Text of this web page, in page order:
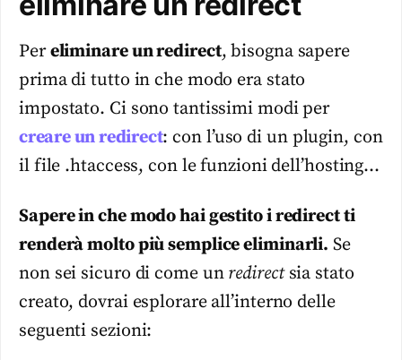
Pereliminare un redirect, bisogna sapere
prima di tutto in che modo era stato
impostato. Ci sono tantissimi modi per
creare un redirect: con l’uso di un plugin, con
il file .htaccess, con le funzioni dell’hosting…
Sapere in che modo hai gestito i redirect ti
renderà molto più semplice eliminarli. Se
non sei sicuro di come un redirectsia stato
creato, dovrai esplorare all’interno delle
seguenti sezioni: